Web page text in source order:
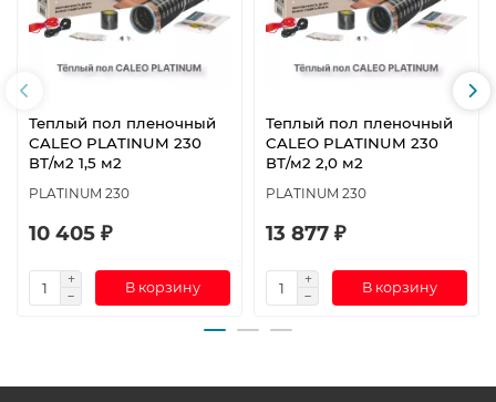
Теплый пол пленочный
CALEO PLATINUM 230
ВТ/м2 1,5 м2
PLATINUM 230
10 405 ₽
В корзину
Теплый пол пленочный
CALEO PLATINUM 230
ВТ/м2 2,0 м2
PLATINUM 230
13 877 ₽
В корзину